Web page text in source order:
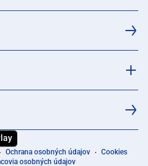
Ochrana osobných údajov
Cookies
osobných údajov